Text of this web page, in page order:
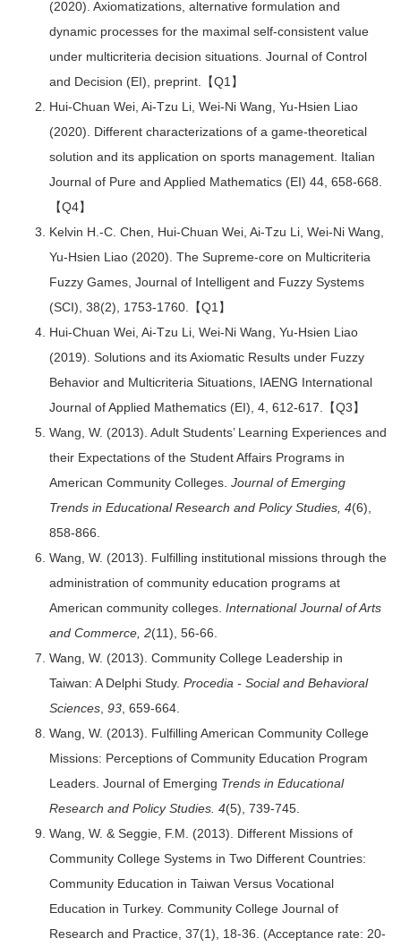
(2020). Axiomatizations, alternative formulation and
dynamic processes for the maximal self-consistent value
under multicriteria decision situations. Journal of Control
and Decision (EI), preprint.【Q1】
Hui-Chuan Wei, Ai-Tzu Li, Wei-Ni Wang, Yu-Hsien Liao
(2020). Different characterizations of a game-theoretical
solution and its application on sports management. Italian
Journal of Pure and Applied Mathematics (EI) 44, 658-668.
【Q4】
Kelvin H.-C. Chen, Hui-Chuan Wei, Ai-Tzu Li, Wei-Ni Wang,
Yu-Hsien Liao (2020). The Supreme-core on Multicriteria
Fuzzy Games, Journal of Intelligent and Fuzzy Systems
(SCI), 38(2), 1753-1760.【Q1】
Hui-Chuan Wei, Ai-Tzu Li, Wei-Ni Wang, Yu-Hsien Liao
(2019). Solutions and its Axiomatic Results under Fuzzy
Behavior and Multicriteria Situations, IAENG International
Journal of Applied Mathematics (EI), 4, 612-617.【Q3】
Wang, W. (2013). Adult Students’ Learning Experiences and
their Expectations of the Student Affairs Programs in
American Community Colleges. Journal of Emerging
Trends in Educational Research and Policy Studies, 4(6),
858-866.
Wang, W. (2013). Fulfilling institutional missions through the
administration of community education programs at
American community colleges. International Journal of Arts
and Commerce, 2(11), 56-66.
Wang, W. (2013). Community College Leadership in
Taiwan: A Delphi Study. Procedia - Social and Behavioral
Sciences, 93, 659-664.
Wang, W. (2013). Fulfilling American Community College
Missions: Perceptions of Community Education Program
Leaders. Journal of Emerging Trends in Educational
Research and Policy Studies. 4(5), 739-745.
Wang, W. & Seggie, F.M. (2013). Different Missions of
Community College Systems in Two Different Countries:
Community Education in Taiwan Versus Vocational
Education in Turkey. Community College Journal of
Research and Practice, 37(1), 18-36. (Acceptance rate: 20-